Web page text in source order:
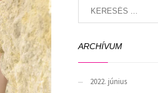
ARCHÍVUM
2022. június